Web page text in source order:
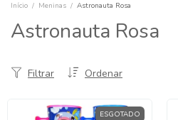
Início / Meninas / Astronauta Rosa
Astronauta Rosa
Ordenar
Filtrar
ESGOTADO